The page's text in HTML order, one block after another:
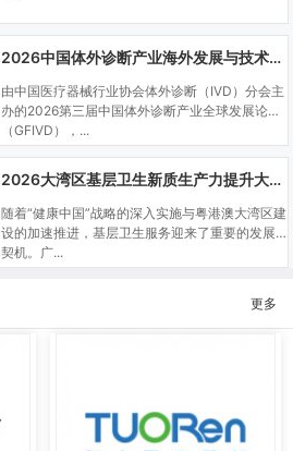
2026中国体外诊断产业海外发展与技术创新大会
由中国医疗器械行业协会体外诊断（IVD）分会主
办的2026第三届中国体外诊断产业全球发展论坛
（GFIVD），...
2026大湾区基层卫生新质生产力提升大会暨基层医疗卫生机构产学研融合学术会议
随着“健康中国”战略的深入实施与粤港澳大湾区建
设的加速推进，基层卫生服务迎来了重要的发展
契机。广...
更多